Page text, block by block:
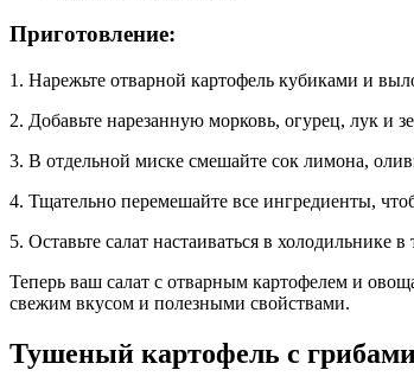
Приготовление:
1. Нарежьте отварной картофель кубиками и
2. Добавьте нарезанную морковь, огурец, лук и
3. В отдельной миске смешайте сок лимона,
4. Тщательно перемешайте все ингредиенты,
5. Оставьте салат настаиваться в холодильнике
Теперь ваш салат с отварным картофелем и
свежим вкусом и полезными свойствами.
Тушеный картофель с